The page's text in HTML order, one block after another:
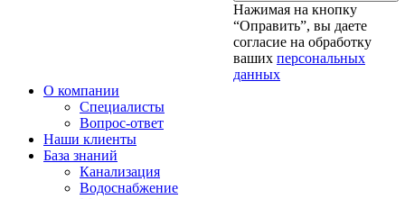
Нажимая на кнопку
“Оправить”, вы даете
согласие на обработку
ваших персональных
данных
О компании
Специалисты
Вопрос-ответ
Наши клиенты
База знаний
Канализация
Водоснабжение